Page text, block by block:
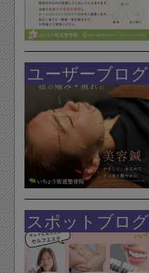
ユーザーブログ
スポットブログ